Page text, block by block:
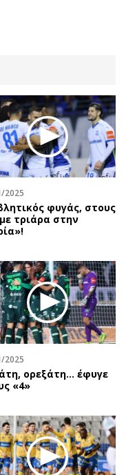
Hill
εργασία
εργασίας
tablets
2025
φυγάς, στους
τριάρα στην
2025
ορεξάτη… έφυγε
«4»